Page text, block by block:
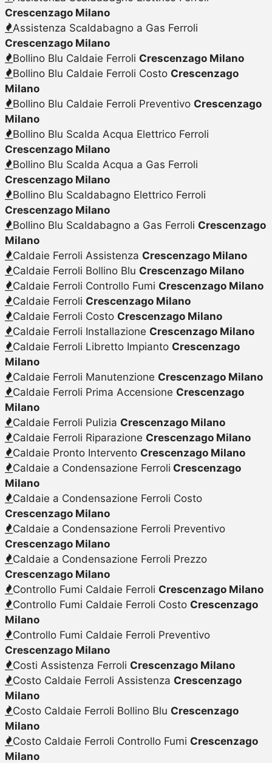
Crescenzago Milano
Assistenza Scaldabagno a Gas Ferroli
Crescenzago Milano
Bollino Blu Caldaie Ferroli Crescenzago Milano
Bollino Blu Caldaie Ferroli Costo Crescenzago
Milano
Bollino Blu Caldaie Ferroli Preventivo Crescenzago
Milano
Bollino Blu Scalda Acqua Elettrico Ferroli
Crescenzago Milano
Bollino Blu Scalda Acqua a Gas Ferroli
Crescenzago Milano
Bollino Blu Scaldabagno Elettrico Ferroli
Crescenzago Milano
Bollino Blu Scaldabagno a Gas Ferroli Crescenzago
Milano
Caldaie Ferroli Assistenza Crescenzago Milano
Caldaie Ferroli Bollino Blu Crescenzago Milano
Caldaie Ferroli Controllo Fumi Crescenzago Milano
Caldaie Ferroli Crescenzago Milano
Caldaie Ferroli Costo Crescenzago Milano
Caldaie Ferroli Installazione Crescenzago Milano
Caldaie Ferroli Libretto Impianto Crescenzago
Milano
Caldaie Ferroli Manutenzione Crescenzago Milano
Caldaie Ferroli Prima Accensione Crescenzago
Milano
Caldaie Ferroli Pulizia Crescenzago Milano
Caldaie Ferroli Riparazione Crescenzago Milano
Caldaie Pronto Intervento Crescenzago Milano
Caldaie a Condensazione Ferroli Crescenzago
Milano
Caldaie a Condensazione Ferroli Costo
Crescenzago Milano
Caldaie a Condensazione Ferroli Preventivo
Crescenzago Milano
Caldaie a Condensazione Ferroli Prezzo
Crescenzago Milano
Controllo Fumi Caldaie Ferroli Crescenzago Milano
Controllo Fumi Caldaie Ferroli Costo Crescenzago
Milano
Controllo Fumi Caldaie Ferroli Preventivo
Crescenzago Milano
Costi Assistenza Ferroli Crescenzago Milano
Costo Caldaie Ferroli Assistenza Crescenzago
Milano
Costo Caldaie Ferroli Bollino Blu Crescenzago
Milano
Costo Caldaie Ferroli Controllo Fumi Crescenzago
Milano